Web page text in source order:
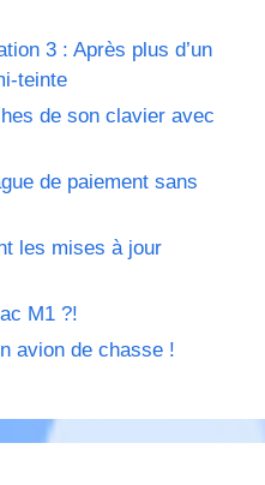
3 : Après plus d’un
teinte
de son clavier avec
de paiement sans
les mises à jour
M1 ?!
avion de chasse !